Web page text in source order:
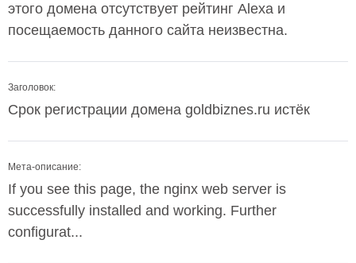
этого домена отсутствует рейтинг Alexa и
посещаемость данного сайта неизвестна.
Заголовок:
Срок регистрации домена goldbiznes.ru истёк
Мета-описание:
If you see this page, the nginx web server is
successfully installed and working. Further
configurat...